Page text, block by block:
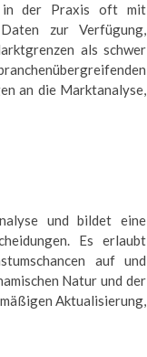
in der Praxis oft mit
zur Verfügung,
als schwer
an die Marktanalyse,
und bildet eine
Es erlaubt
auf und
Natur und der
Aktualisierung,